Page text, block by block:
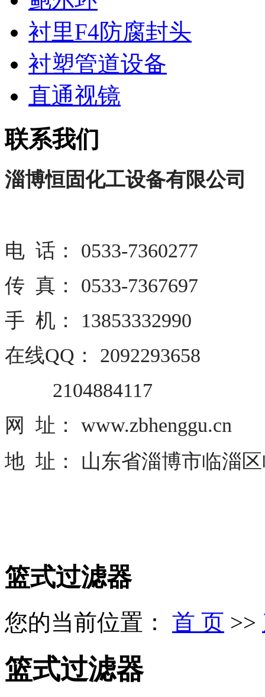
衬里F4防腐封头
衬塑管道设备
直通视镜
联系我们
淄博恒固化工设备有限公司
电 话： 0533-7360277
传 真： 0533-7367697
手 机： 13853332990
在线QQ： 2092293658
2104884117
网 址： www.zbhenggu.cn
地 址： 山东省淄博市临淄
篮式过滤器
您的当前位置： 首 页 >>
篮式过滤器